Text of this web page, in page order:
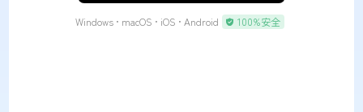
Windows • macOS • iOS • Android 100%安全